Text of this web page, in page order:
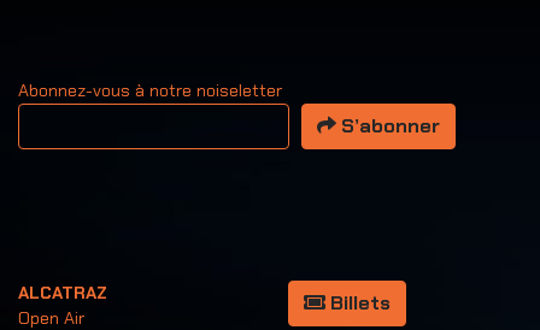
Abonnez-vous à notre noiseletter
Votre adresse email
S’abonner
ALCATRAZ
Open Air
Billets